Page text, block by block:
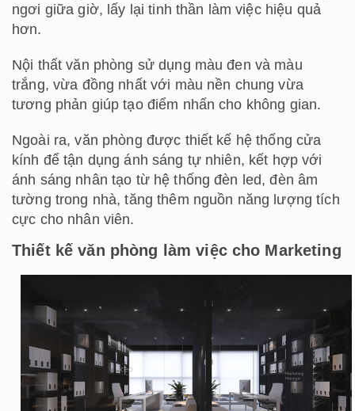
ngơi giữa giờ, lấy lại tinh thần làm việc hiệu quả
hơn.
Nội thất văn phòng sử dụng màu đen và màu
trắng, vừa đồng nhất với màu nền chung vừa
tương phản giúp tạo điểm nhấn cho không gian.
Ngoài ra, văn phòng được thiết kế hệ thống cửa
kính để tận dụng ánh sáng tự nhiên, kết hợp với
ánh sáng nhân tạo từ hệ thống đèn led, đèn âm
tường trong nhà, tăng thêm nguồn năng lượng tích
cực cho nhân viên.
Thiết kế văn phòng làm việc cho Marketing